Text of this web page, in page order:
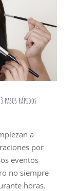
pasos rápidos
a
por
eventos
no siempre
horas.